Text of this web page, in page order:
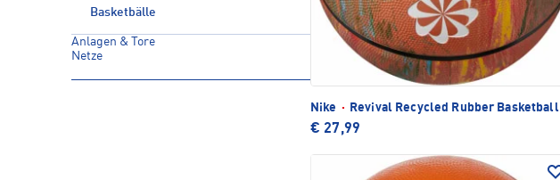
Basketbälle
Anlagen & Tore
Netze
Nike · Revival Recycled Rubber Basketball
€ 27,99